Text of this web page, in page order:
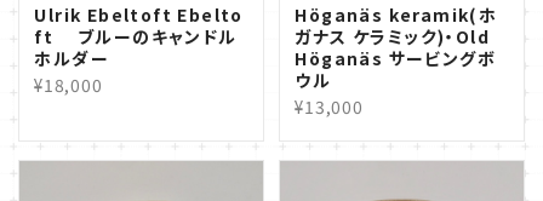
Ulrik Ebeltoft Ebelto
ft ブルーのキャンドル
ホルダー
¥18,000
Höganäs keramik(ホ
ガナス ケラミック)・Old
Höganäs サービングボ
ウル
¥13,000